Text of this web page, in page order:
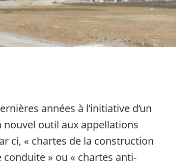
années à l’initiative d’un
outil aux appellations
ci, « chartes de la construction
» ou « chartes anti-